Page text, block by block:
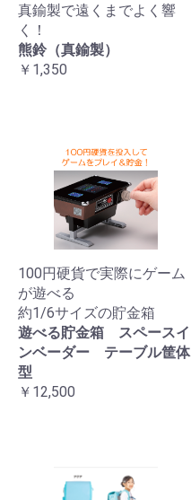
真鍮製で遠くまでよく響
く！
熊鈴（真鍮製）
￥1,350
100円硬貨で実際にゲーム
が遊べる
約1/6サイズの貯金箱
遊べる貯金箱 スペースイ
ンベーダー テーブル筐体
型
￥12,500